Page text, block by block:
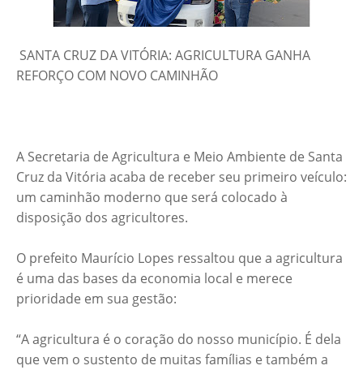
SANTA CRUZ DA VITÓRIA: AGRICULTURA GANHA
REFORÇO COM NOVO CAMINHÃO
A Secretaria de Agricultura e Meio Ambiente de Santa
Cruz da Vitória acaba de receber seu primeiro veículo:
um caminhão moderno que será colocado à
disposição dos agricultores.
O prefeito Maurício Lopes ressaltou que a agricultura
é uma das bases da economia local e merece
prioridade em sua gestão:
“A agricultura é o coração do nosso município. É dela
que vem o sustento de muitas famílias e também a